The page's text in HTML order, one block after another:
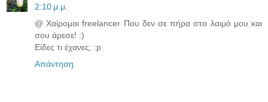
2:10 μ.μ.
@ Χαίρομαι freelancer Που δεν σε πήρα στο λαιμό μου και
σου άρεσε! :)
Είδες τι έχανες; :p
Απάντηση